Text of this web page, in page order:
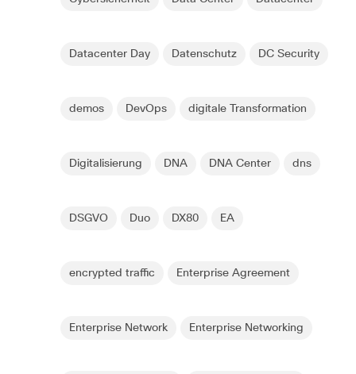
Datacenter Day Datenschutz DC Security
demos DevOps digitale Transformation
Digitalisierung DNA DNA Center dns
DSGVO Duo DX80 EA
encrypted traffic Enterprise Agreement
Enterprise Network Enterprise Networking